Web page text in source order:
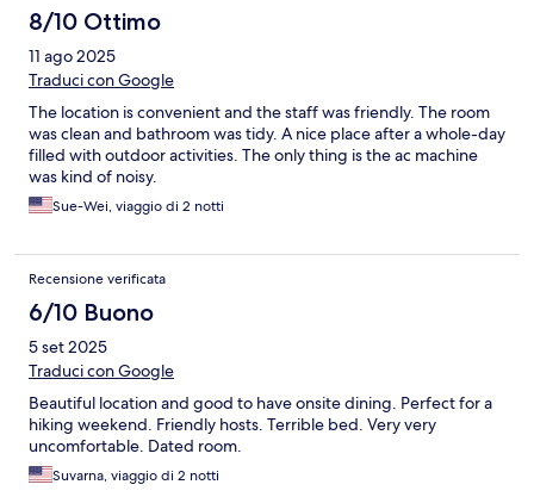
8/10 Ottimo
11 ago 2025
Traduci con Google
The location is convenient and the staff was friendly. The room
was clean and bathroom was tidy. A nice place after a whole-day
filled with outdoor activities. The only thing is the ac machine
was kind of noisy.
Sue-Wei, viaggio di 2 notti
Recensione verificata
6/10 Buono
5 set 2025
Traduci con Google
Beautiful location and good to have onsite dining. Perfect for a
hiking weekend. Friendly hosts. Terrible bed. Very very
uncomfortable. Dated room.
Suvarna, viaggio di 2 notti